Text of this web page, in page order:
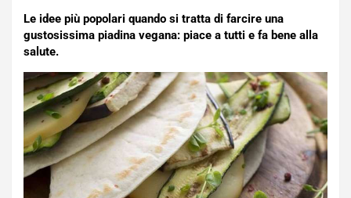
Le idee più popolari quando si tratta di farcire una
gustosissima piadina vegana: piace a tutti e fa bene alla
salute.